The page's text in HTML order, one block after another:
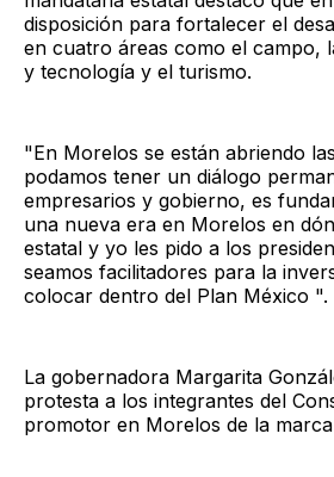
disposición para fortalecer el
en cuatro áreas como el campo,
y tecnología y el turismo.
"En Morelos se están abriendo
podamos tener un diálogo
empresarios y gobierno, es
una nueva era en Morelos en
estatal y yo les pido a los
seamos facilitadores para la
colocar dentro del Plan México ".
La gobernadora Margarita
protesta a los integrantes del
promotor en Morelos de la